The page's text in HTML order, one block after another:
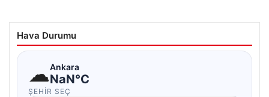
Hava Durumu
☁Ankara
NaN°C
ŞEHIR SEÇ